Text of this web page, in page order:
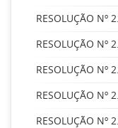
RESOLUÇÃO Nº
RESOLUÇÃO Nº
RESOLUÇÃO Nº
RESOLUÇÃO Nº
RESOLUÇÃO Nº